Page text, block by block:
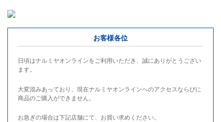
お客様各位
日頃はナルミヤオンラインをご利用いただき、誠にありがとうござい
ます。
大変混みあっており、現在ナルミヤオンラインへのアクセスならびに
商品のご購入ができません。
お急ぎの場合は下記店舗にて、お買い求めください。